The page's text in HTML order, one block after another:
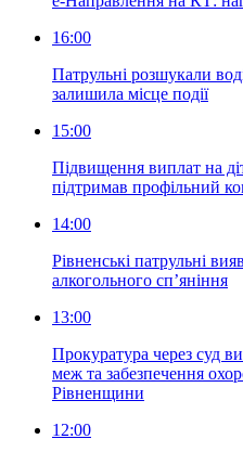
16:00
Патрульні розшукали
залишила місце події
15:00
Підвищення виплат на
підтримав профільний
14:00
Рівненські патрульні
алкогольного сп’яніння
13:00
Прокуратура через суд
меж та забезпечення
Рівненщини
12:00